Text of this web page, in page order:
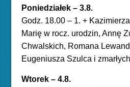
Poniedziałek – 3.8.
Godz. 18.00 – 1. +
Marię w rocz. urodzin, Annę
Chwalskich, Romana
Eugeniusza Szulca i
Wtorek – 4.8.